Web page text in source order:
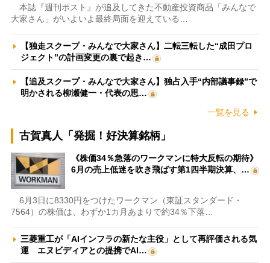
本誌『週刊ポスト』が追及してきた不動産投資商品「みんなで
大家さん」がいよいよ最終局面を迎えている…
【独走スクープ・みんなで大家さん】二転三転した“成田プロ
ジェクト”の計画変更の裏で起き…
【追及スクープ・みんなで大家さん】独占入手“内部議事録”で
明かされる柳瀬健一・代表の思…
一覧を見る
古賀真人「発掘！好決算銘柄」
《株価34％急落のワークマンに特大反転の期待》
6月の売上低迷を吹き飛ばす第1四半期決算、…
6月3日に8330円をつけたワークマン（東証スタンダード・
7564）の株価は、わずか1カ月あまりで約34％下落…
三菱重工が「AIインフラの新たな主役」として再評価される気
運 エヌビディアとの提携でAI…